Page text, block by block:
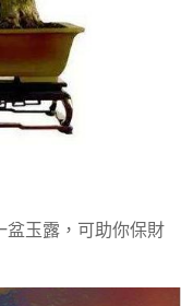
盆玉露，可助你保財